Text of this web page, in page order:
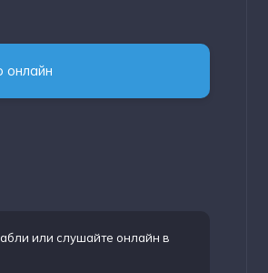
онлайн
или слушайте онлайн в